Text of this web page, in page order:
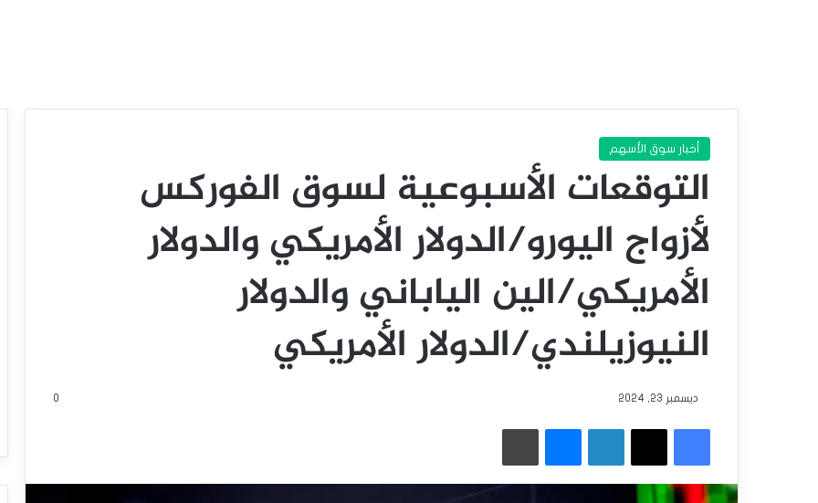
أخبار سوق الأسهم
التوقعات الأسبوعية لسوق الفوركس
لأزواج اليورو/الدولار الأمريكي والدولار
الأمريكي/الين الياباني والدولار
النيوزيلندي/الدولار الأمريكي
ديسمبر 23, 2024 0
فيسبوك
‫X لينكدإن ماسنجر طباعة